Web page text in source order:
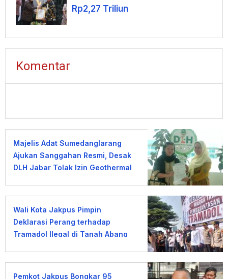
Rp2,27 Triliun
Komentar
Majelis Adat Sumedanglarang
Ajukan Sanggahan Resmi, Desak
DLH Jabar Tolak Izin Geothermal
Wali Kota Jakpus Pimpin
Deklarasi Perang terhadap
Tramadol Ilegal di Tanah Abang
Pemkot Jakpus Bongkar 95